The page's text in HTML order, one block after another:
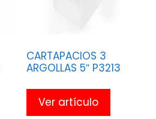
CARTAPACIOS 3
ARGOLLAS 5″ P3213
Ver artículo